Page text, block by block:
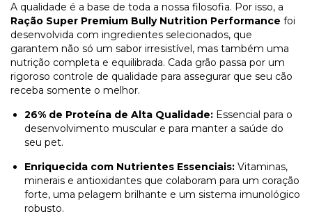
A qualidade é a base de toda a nossa filosofia. Por isso, a
Ração Super Premium Bully Nutrition Performance foi
desenvolvida com ingredientes selecionados, que
garantem não só um sabor irresistível, mas também uma
nutrição completa e equilibrada. Cada grão passa por um
rigoroso controle de qualidade para assegurar que seu cão
receba somente o melhor.
26% de Proteína de Alta Qualidade: Essencial para o
desenvolvimento muscular e para manter a saúde do
seu pet.
Enriquecida com Nutrientes Essenciais: Vitaminas,
minerais e antioxidantes que colaboram para um coração
forte, uma pelagem brilhante e um sistema imunológico
robusto.